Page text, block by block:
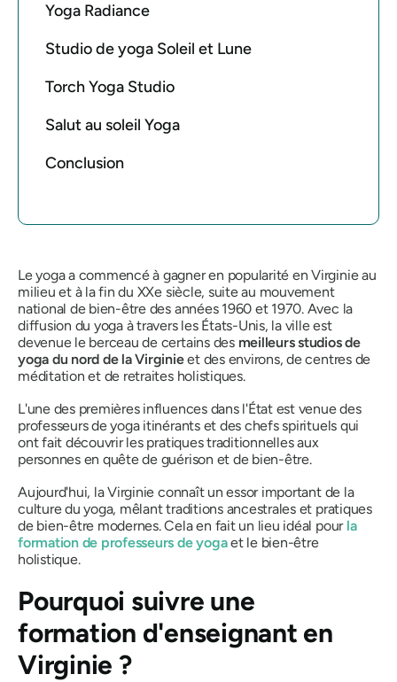
Yoga Radiance
Studio de yoga Soleil et Lune
Torch Yoga Studio
Salut au soleil Yoga
Conclusion
Le yoga a commencé à gagner en popularité en Virginie au
milieu et à la fin du XXe siècle, suite au mouvement
national de bien-être des années 1960 et 1970. Avec la
diffusion du yoga à travers les États-Unis, la ville est
devenue le berceau de certains des meilleurs studios de
yoga du nord de la Virginieet des environs, de centres de
méditation et de retraites holistiques.
L'une des premières influences dans l'État est venue des
professeurs de yoga itinérants et des chefs spirituels qui
ont fait découvrir les pratiques traditionnelles aux
personnes en quête de guérison et de bien-être.
Aujourd'hui, la Virginie connaît un essor important de la
culture du yoga, mêlant traditions ancestrales et pratiques
de bien-être modernes. Cela en fait un lieu idéal pour la
formation de professeurs de yogaet le bien-être
holistique.
Pourquoi suivre une
formation d'enseignant en
Virginie ?